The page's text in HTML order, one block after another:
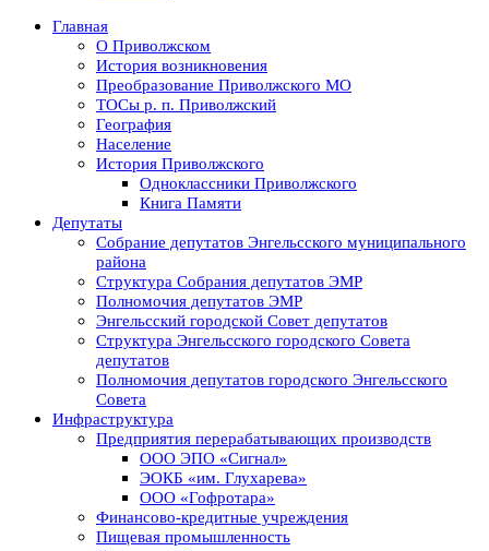
Главная
О Приволжском
История возникновения
Преобразование Приволжского МО
ТОСы р. п. Приволжский
География
Население
История Приволжского
Одноклассники Приволжского
Книга Памяти
Депутаты
Собрание депутатов Энгельсского муниципального
района
Структура Собрания депутатов ЭМР
Полномочия депутатов ЭМР
Энгельсский городской Совет депутатов
Структура Энгельсского городского Совета
депутатов
Полномочия депутатов городского Энгельсского
Совета
Инфраструктура
Предприятия перерабатывающих производств
ООО ЭПО «Сигнал»
ЭОКБ «им. Глухарева»
ООО «Гофротара»
Финансово-кредитные учреждения
Пищевая промышленность